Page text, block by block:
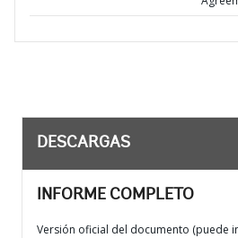
DESCARGAS
INFORME COMPLETO
Versión oficial del documento (puede